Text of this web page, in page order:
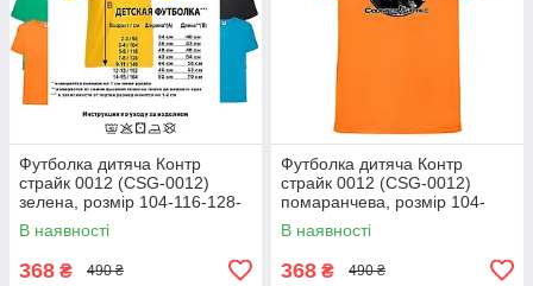
Футболка дитяча Контр
страйк 0012 (CSG-0012)
зелена, розмір 104-116-128-
140-152-164
В наявності
368 ₴ 490 ₴
Футболка дитяча Контр
страйк 0012 (CSG-0012)
помаранчева, розмір 104-
116-128-140-152-164
В наявності
368 ₴ 490 ₴